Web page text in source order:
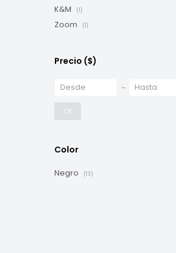
K&M (1)
Zoom (1)
Precio ($)
OK
Color
Negro (13)